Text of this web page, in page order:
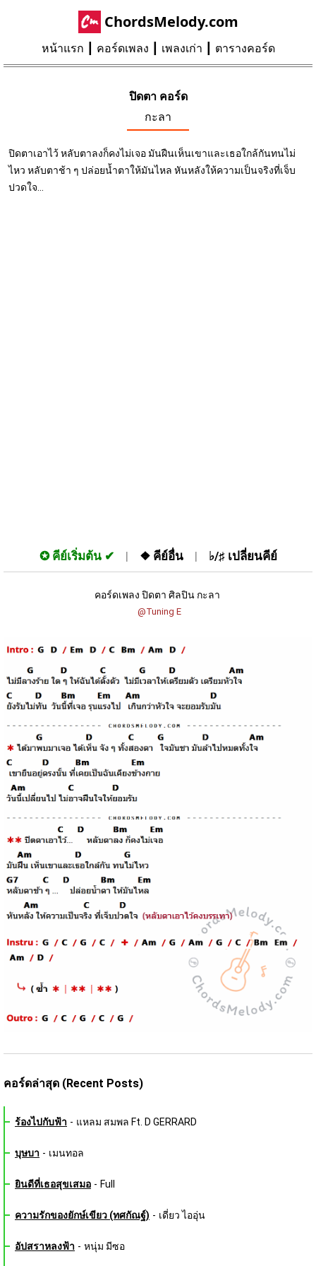
ChordsMelody.com
หน้าแรก คอร์ดเพลง เพลงเก่า ตารางคอร์ด
ปิดตา คอร์ด
กะลา
ปิดตาเอาไว้ หลับตาลงก็คงไม่เจอ มันฝืนเห็นเขาและเธอใกล้กันทนไม่
ไหว หลับตาช้า ๆ ปล่อยน้ำตาให้มันไหล หันหลังให้ความเป็นจริงที่เจ็บ
ปวดใจ...
✪ คีย์เริ่มต้น ❖ คีย์อื่น ♭/♯ เปลี่ยนคีย์
คอร์ดเพลง ปิดตา ศิลปิน กะลา
@Tuning E
คอร์ดล่าสุด (Recent Posts)
ร้องไปกับฟ้า - แหลม สมพล Ft. D GERRARD
บุษบา - เมนทอล
ยินดีที่เธอสุขเสมอ - Full
ความรักของยักษ์เขียว (ทศกัณฐ์) - เดี่ยว ไออุ่น
อัปสราหลงฟ้า - หนุ่ม มีซอ